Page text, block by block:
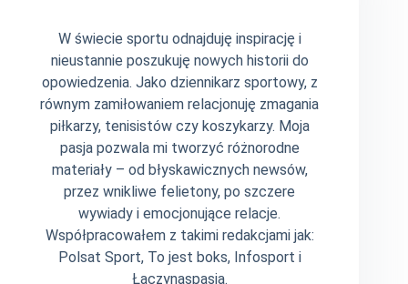
W świecie sportu odnajduję inspirację i
nieustannie poszukuję nowych historii do
opowiedzenia. Jako dziennikarz sportowy, z
równym zamiłowaniem relacjonuję zmagania
piłkarzy, tenisistów czy koszykarzy. Moja
pasja pozwala mi tworzyć różnorodne
materiały – od błyskawicznych newsów,
przez wnikliwe felietony, po szczere
wywiady i emocjonujące relacje.
Współpracowałem z takimi redakcjami jak:
Polsat Sport, To jest boks, Infosport i
Łączynaspasja.